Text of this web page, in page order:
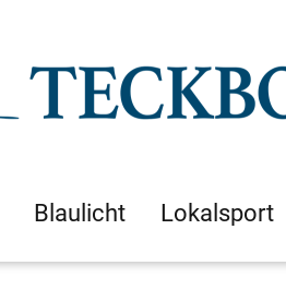
Blaulicht Lokalsport